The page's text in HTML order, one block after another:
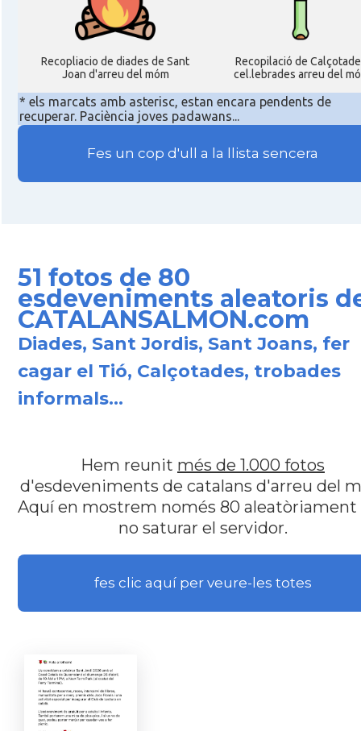
Recopliacio de diades de Sant
Joan d'arreu del móm
Recopilació de
cel.lebrades arreu del
* els marcats amb asterisc, estan encara pendents de
recuperar. Paciència joves padawans...
Fes un cop d'ull a la llista sencera
51 fotos de 80
esdeveniments aleatoris
CATALANSALMON.com
Diades, Sant Jordis, Sant Joans, fer
cagar el Tió, Calçotades, trobades
informals...
Hem reunit més de 1.000 fotos
d'esdeveniments de catalans d'arreu del
Aquí en mostrem només 80 aleatòriament
no saturar el servidor.
fes clic aquí per veure-les totes